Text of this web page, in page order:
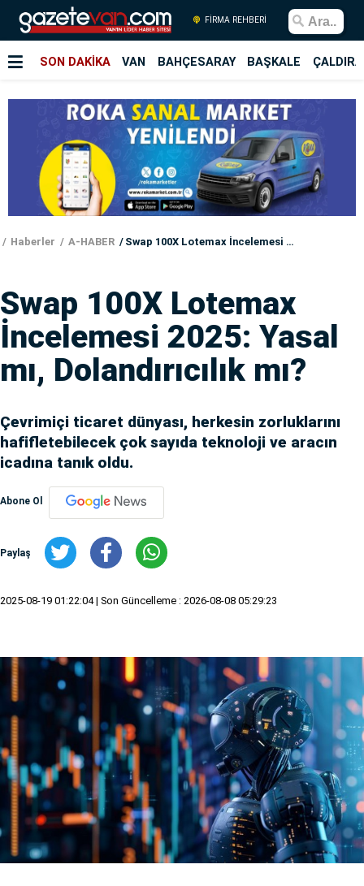
FİRMA REHBERİ
SON DAKİKA VAN BAHÇESARAY BAŞKALE
Haberler A-HABER Swap 100X Lotemax İncelemesi 2025: Yasal mı, Dolandırıcılık mı?
Swap 100X Lotemax
İncelemesi 2025: Yasal
mı, Dolandırıcılık mı?
Çevrimiçi ticaret dünyası, herkesin zorluklarını
hafifletebilecek çok sayıda teknoloji ve aracın
icadına tanık oldu.
Abone Ol
Paylaş
2025-08-19 01:22:04 | Son Güncelleme : 2026-08-08 05:29:23